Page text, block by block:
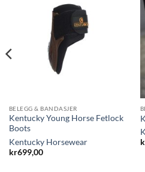
BELEGG & BANDASJER
Kentucky Young Horse Fetlock
Boots
Kentucky Horsewear
kr699,00